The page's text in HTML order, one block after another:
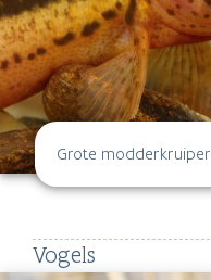
Grote modderkruiper
Vogels